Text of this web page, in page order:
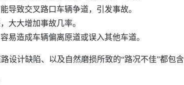
导致交叉路口车辆争道，引发事故。
大大增加事故几率。
容易造成车辆偏离原道或误入其他车道。
计缺陷、以及自然磨损所致的“路况不佳”都包含